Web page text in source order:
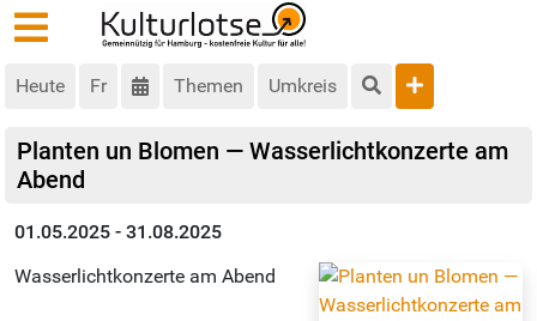
Heute Fr Themen Umkreis
Planten un Blomen — Wasserlicht­konzerte am
Abend
01.05.2025 - 31.08.2025
Wasserlicht­konzerte am Abend